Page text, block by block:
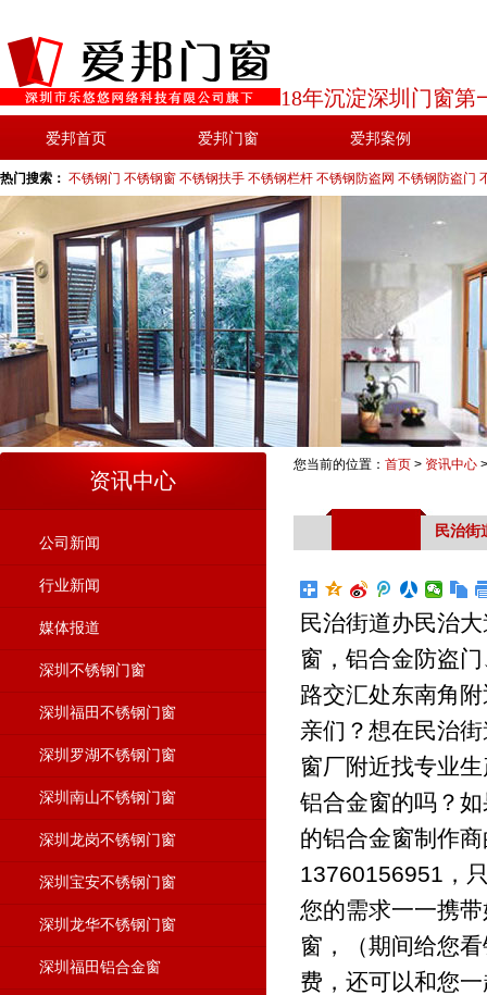
18年沉淀深圳门窗第
爱邦首页 爱邦门窗 爱邦案例
热门搜索： 不锈钢门 不锈钢窗 不锈钢扶手 不锈钢栏杆 不锈钢防盗网 不锈钢防盗门
资讯中心
公司新闻
行业新闻
媒体报道
深圳不锈钢门窗
深圳福田不锈钢门窗
深圳罗湖不锈钢门窗
深圳南山不锈钢门窗
深圳龙岗不锈钢门窗
深圳宝安不锈钢门窗
深圳龙华不锈钢门窗
深圳福田铝合金窗
您当前的位置： 首页 > 资讯中心
民治街
民治街道办民治
窗，铝合金防盗
路交汇处东南角
亲们？想在民治
窗厂附近找专业
铝合金窗的吗？
的铝合金窗制作
13760156951，
您的需求一一携
窗，（期间给您
费，还可以和您